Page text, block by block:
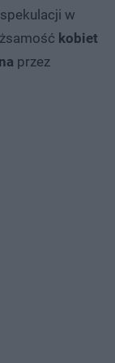
w
kobiet
przez